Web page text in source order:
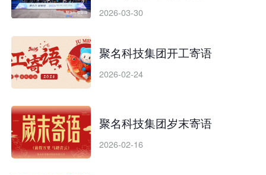
2026-03-30
聚名科技集团开工寄语
2026-02-24
聚名科技集团岁末寄语
2026-02-16